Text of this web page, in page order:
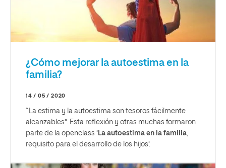
¿Cómo mejorar la autoestima en la
familia?
14 / 05 / 2020
“La estima y la autoestima son tesoros fácilmente
alcanzables”. Esta reflexión y otras muchas formaron
parte de la openclass ’La autoestima en la familia,
requisito para el desarrollo de los hijos’.